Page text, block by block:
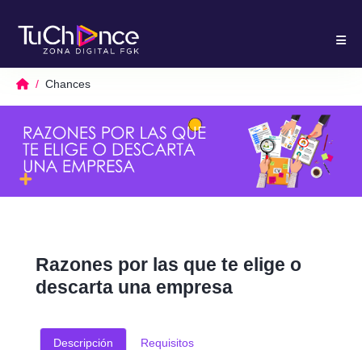
Chances
Razones por las que te elige o
descarta una empresa
Descripción Requisitos